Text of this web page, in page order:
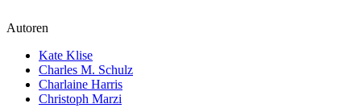
Autoren
Kate Klise
Charles M. Schulz
Charlaine Harris
Christoph Marzi